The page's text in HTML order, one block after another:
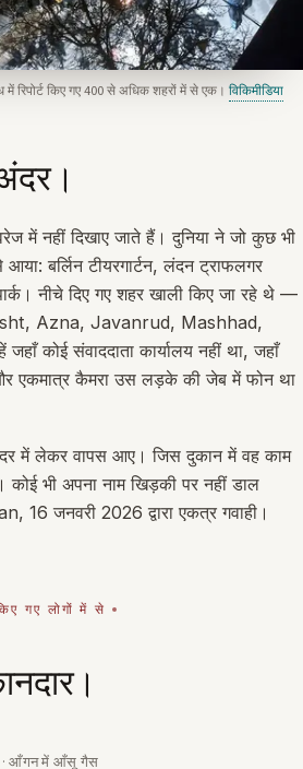
में नहीं दिखाए जाते हैं। दुनिया ने जो कुछ भी
बर्लिन टीयरगार्टन, लंदन ट्राफलगर
नीचे दिए गए शहर खाली किए जा रहे थे —
Azna, Javanrud, Mashhad,
कोई संवाददाता कार्यालय नहीं था, जहाँ
एकमात्र कैमरा उस लड़के की जेब में फोन था
में लेकर वापस आए। जिस दुकान में वह काम
भी अपना नाम खिड़की पर नहीं डाल
16 जनवरी 2026 द्वारा एकत्र गवाही।
रिपोर्ट किए गए 400 से अधिक शहरों में से एक। विकिमीडिया
गए लोगों में से
· आँगन में आँसू गैस